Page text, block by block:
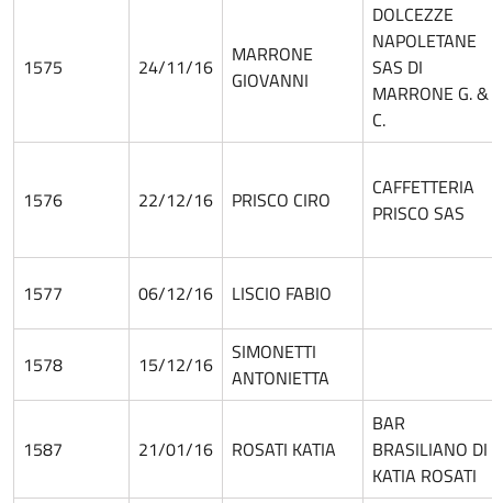
1575 24/11/16
MARRONE
GIOVANNI
DOLCEZZE
NAPOLETANE
SAS DI
MARRONE G. &
C.
1576 22/12/16 PRISCO CIRO
CAFFETTERIA
PRISCO SAS
1577 06/12/16 LISCIO FABIO
1578 15/12/16
SIMONETTI
ANTONIETTA
1587 21/01/16 ROSATI KATIA
BAR
BRASILIANO DI
KATIA ROSATI